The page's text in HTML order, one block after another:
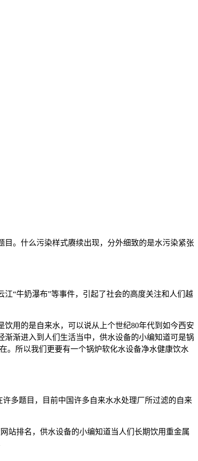
。什么污染样式赓续出现，分外细致的是水污染紧张
江“牛奶瀑布”等事件，引起了社会的高度关注和人们越
用的是自来水，可以说从上个世纪80年代到如今西安
渐进入到人们生活当中，供水设备的小编知道可是锅
。所以我们更要有一个锅炉软化水设备净水健康饮水
多题目，目前中国许多自来水水处理厂所过滤的自来
站排名，供水设备的小编知道当人们长期饮用重金属